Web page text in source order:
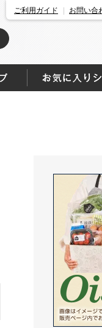
ご利用ガイド お問い合